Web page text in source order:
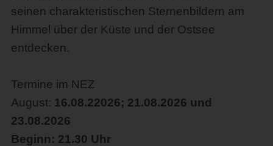
seinen charakteristischen Sternenbildern am
Himmel über der Küste und der Ostsee
entdecken.
Termine im NEZ
August: 16.08.22026; 21.08.2026 und
23.08.2026
Beginn: 21.30 Uhr